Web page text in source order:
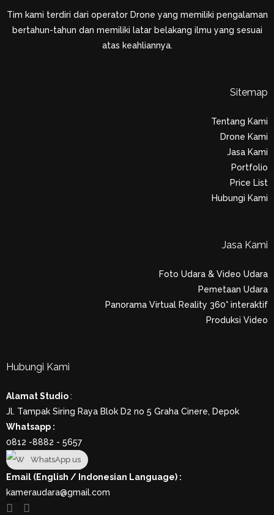
Tim kami terdiri dari operator Drone yang memiliki pengalaman
bertahun-tahun dan memiliki latar belakang ilmu yang sesuai
atas keahliannya.
Sitemap
Tentang Kami
Drone Kami
Jasa Kami
Portfolio
Price List
Hubungi Kami
Jasa Kami
Foto Udara & Video Udara
Pemetaan Udara
Panorama Virtual Reality 360° interaktif
Produksi Video
Hubungi Kami
Alamat Studio:
Jl. Tampak Siring Raya Blok D2 no 5 Graha Cinere, Depok
Whatsapp :
0812 -8882 - 5657
WhatsApp us
Email (English / Indonesian Language) :
kameraudara@gmail.com